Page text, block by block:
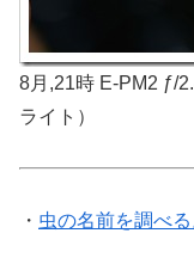
8月,21時 E-PM2 ƒ/
ライト）
・ 虫の名前を調べる